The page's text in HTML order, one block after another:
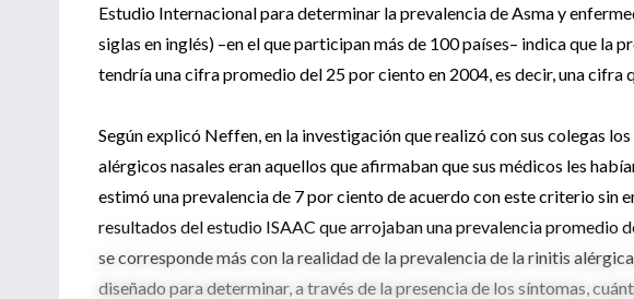
Estudio Internacional para determinar la prevalencia de Asma y
siglas en inglés) –en el que participan más de 100 países– indica que la
tendría una cifra promedio del 25 por ciento en 2004, es decir, una cifra
Según explicó Neffen, en la investigación que realizó con sus colegas
alérgicos nasales eran aquellos que afirmaban que sus médicos les
estimó una prevalencia de 7 por ciento de acuerdo con este criterio sin
resultados del estudio ISAAC que arrojaban una prevalencia promedio
se corresponde más con la realidad de la prevalencia de la rinitis
diseñado para determinar, a través de la presencia de los síntomas,